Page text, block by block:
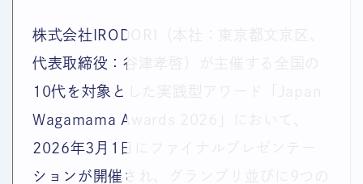
株式会社IRODORI（本社：東京都文京区、
代表取締役：谷津孝啓）が主催する全国の
10代を対象とした実践型アワード「Japan
Wagamama Awards 2026」において、
2026年3月1日にファイナルプレゼンテー
ションが開催され、グランプリ並びに9つの